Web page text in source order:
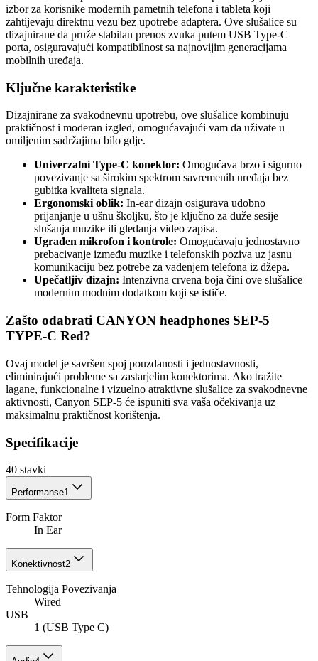
izbor za korisnike modernih pametnih telefona i tableta koji
zahtijevaju direktnu vezu bez upotrebe adaptera. Ove slušalice su
dizajnirane da pruže stabilan prenos zvuka putem USB Type-C
porta, osiguravajući kompatibilnost sa najnovijim generacijama
mobilnih uređaja.
Ključne karakteristike
Dizajnirane za svakodnevnu upotrebu, ove slušalice kombinuju
praktičnost i moderan izgled, omogućavajući vam da uživate u
omiljenim sadržajima bilo gdje.
Univerzalni Type-C konektor: Omogućava brzo i sigurno
povezivanje sa širokim spektrom savremenih uređaja bez
gubitka kvaliteta signala.
Ergonomski oblik: In-ear dizajn osigurava udobno
prijanjanje u ušnu školjku, što je ključno za duže sesije
slušanja muzike ili gledanja video zapisa.
Ugrađen mikrofon i kontrole: Omogućavaju jednostavno
prebacivanje između muzike i telefonskih poziva uz jasnu
komunikaciju bez potrebe za vađenjem telefona iz džepa.
Upečatljiv dizajn: Intenzivna crvena boja čini ove slušalice
modernim modnim dodatkom koji se ističe.
Zašto odabrati CANYON headphones SEP-5
TYPE-C Red?
Ovaj model je savršen spoj pouzdanosti i jednostavnosti,
eliminirajući probleme sa zastarjelim konektorima. Ako tražite
lagane, funkcionalne i vizuelno atraktivne slušalice za svakodnevne
aktivnosti, Canyon SEP-5 će ispuniti sva vaša očekivanja uz
maksimalnu praktičnost korištenja.
Specifikacije
40 stavki
Performanse1
Form Faktor
In Ear
Konektivnost2
Tehnologija Povezivanja
Wired
USB
1 (USB Type C)